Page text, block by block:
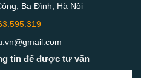
Ba Đình, Hà Nội
tin để được tư vấn